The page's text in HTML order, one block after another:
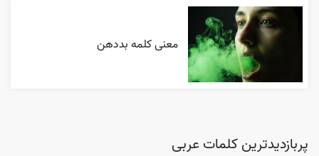
معنی کلمه بددهن
پربازدیدترین کلمات عربی